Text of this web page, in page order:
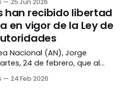
heridos. Cabello
siendo la entidad más
con más de
25 Jun 2026
han recibido libertad
en vigor de la Ley de
Nacional (AN), Jorge
24 de febrero, que al
Durante una
24 Feb 2026